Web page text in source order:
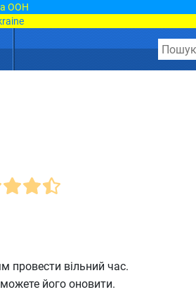
ООН
провести вільний час.
його оновити.